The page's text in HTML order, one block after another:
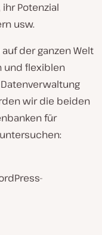
Potenzial
usw.
der ganzen Welt
und flexiblen
wir die beiden
für